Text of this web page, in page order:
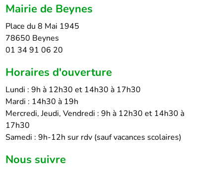
Mairie de Beynes
Place du 8 Mai 1945
78650 Beynes
01 34 91 06 20
Horaires d'ouverture
Lundi : 9h à 12h30 et 14h30 à 17h30
Mardi : 14h30 à 19h
Mercredi, Jeudi, Vendredi : 9h à 12h30 et 14h30 à
17h30
Samedi : 9h-12h sur rdv (sauf vacances scolaires)
Nous suivre